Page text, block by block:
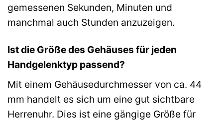
gemessenen Sekunden, Minuten und
manchmal auch Stunden anzuzeigen.
Ist die Größe des Gehäuses für jeden
Handgelenktyp passend?
Mit einem Gehäusedurchmesser von ca. 44
mm handelt es sich um eine gut sichtbare
Herrenuhr. Dies ist eine gängige Größe für